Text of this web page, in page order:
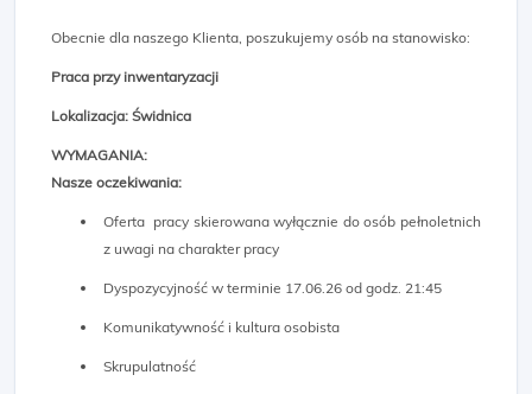
Obecnie dla naszego Klienta, poszukujemy osób na stanowisko:
Praca przy inwentaryzacji
Lokalizacja: Świdnica
WYMAGANIA:
Nasze oczekiwania:
Oferta pracy skierowana wyłącznie do osób pełnoletnich
z uwagi na charakter pracy
Dyspozycyjność w terminie 17.06.26 od godz. 21:45
Komunikatywność i kultura osobista
Skrupulatność